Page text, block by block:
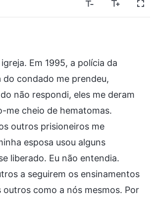
Em 1995, a polícia da
do condado me prendeu,
não respondi, eles me deram
me cheio de hematomas.
outros prisioneiros me
esposa usou alguns
liberado. Eu não entendia.
a seguirem os ensinamentos
outros como a nós mesmos. Por